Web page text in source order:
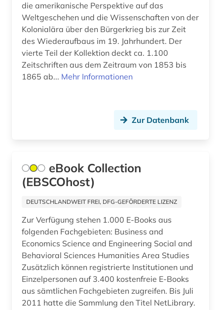
anästhesie (2)
apartheid (3)
aphasie (1)
apis (1)
app (2)
aquakultur (1)
arabisch (12)
arabische literatur (3)
arabische philosophie (1)
arabische staaten (3)
die amerikanische Perspektive auf das
Weltgeschehen und die Wissenschaften von der
Kolonialära über den Bürgerkrieg bis zur Zeit
des Wiederaufbaus im 19. Jahrhundert. Der
vierte Teil der Kollektion deckt ca. 1.100
Zeitschriften aus dem Zeitraum von 1853 bis
1865 ab... Mehr Informationen
Zur Datenbank
eBook Collection
(EBSCOhost)
DEUTSCHLANDWEIT FREI, DFG-GEFÖRDERTE LIZENZ
Zur Verfügung stehen 1.000 E-Books aus
folgenden Fachgebieten: Business and
Economics Science and Engineering Social and
Behavioral Sciences Humanities Area Studies
Zusätzlich können registrierte Institutionen und
Einzelpersonen auf 3.400 kostenfreie E-Books
aus sämtlichen Fachgebieten zugreifen. Bis Juli
2011 hatte die Sammlung den Titel NetLibrary.